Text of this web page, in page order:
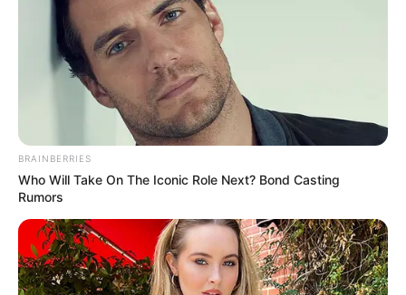
BRAINBERRIES
Who Will Take On The Iconic Role Next? Bond Casting
Rumors